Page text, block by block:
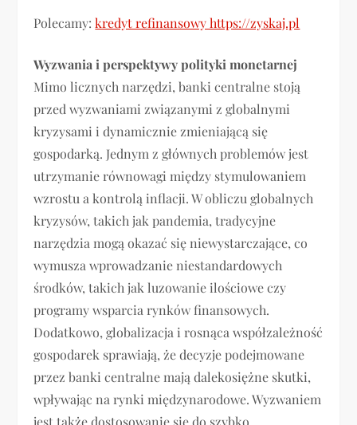
Polecamy:kredyt refinansowy https://zyskaj.pl
Wyzwania i perspektywy polityki monetarnej
Mimo licznych narzędzi, banki centralne stoją
przed wyzwaniami związanymi z globalnymi
kryzysami i dynamicznie zmieniającą się
gospodarką. Jednym z głównych problemów jest
utrzymanie równowagi między stymulowaniem
wzrostu a kontrolą inflacji. W obliczu globalnych
kryzysów, takich jak pandemia, tradycyjne
narzędzia mogą okazać się niewystarczające, co
wymusza wprowadzanie niestandardowych
środków, takich jak luzowanie ilościowe czy
programy wsparcia rynków finansowych.
Dodatkowo, globalizacja i rosnąca współzależność
gospodarek sprawiają, że decyzje podejmowane
przez banki centralne mają dalekosiężne skutki,
wpływając na rynki międzynarodowe. Wyzwaniem
jest także dostosowanie się do szybko